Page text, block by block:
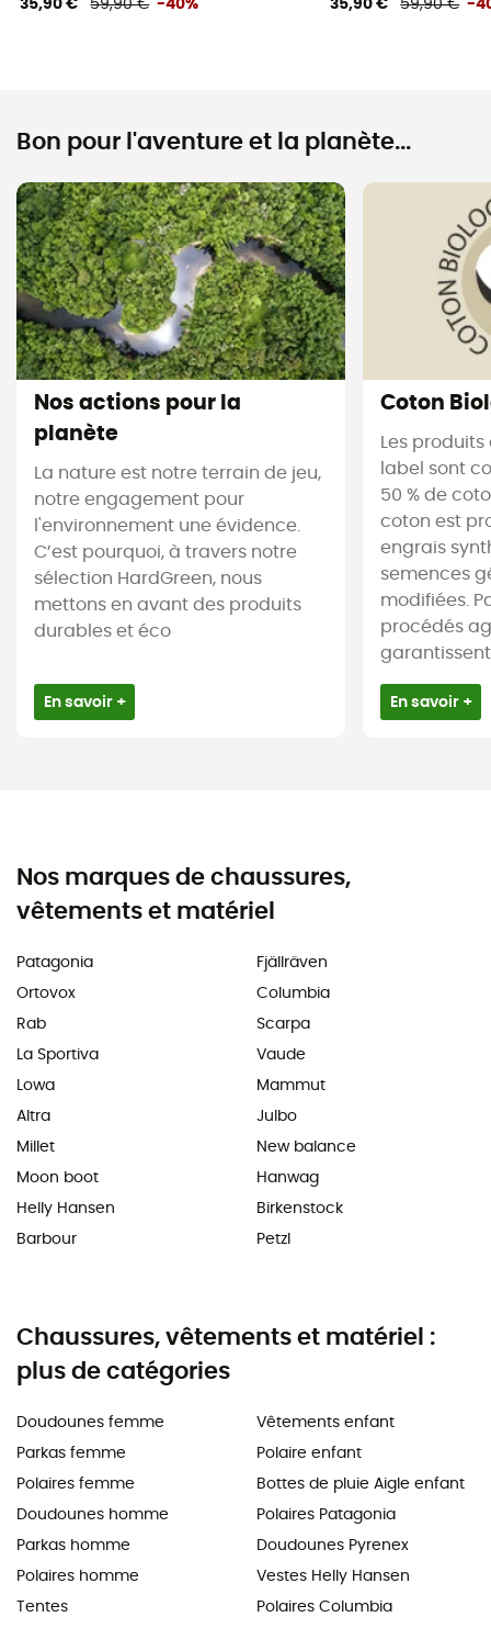
35,90 € 59,90 € -40% 35,90 € 59,90 € -
Bon pour l'aventure et la planète...
Nos actions pour la
planète
La nature est notre terrain de jeu,
notre engagement pour
l'environnement une évidence.
C’est pourquoi, à travers notre
sélection HardGreen, nous
mettons en avant des produits
durables et éco
En savoir +
Coton
Les
label sont
50 % de
coton est
engrais
semences
modifiées.
procédés
garantissent
En savoir +
Nos marques de chaussures,
vêtements et matériel
Patagonia
Ortovox
Rab
La Sportiva
Lowa
Altra
Millet
Moon boot
Helly Hansen
Barbour
Fjällräven
Columbia
Scarpa
Vaude
Mammut
Julbo
New balance
Hanwag
Birkenstock
Petzl
Chaussures, vêtements et matériel :
plus de catégories
Doudounes femme
Parkas femme
Polaires femme
Doudounes homme
Parkas homme
Polaires homme
Tentes
Vêtements enfant
Polaire enfant
Bottes de pluie Aigle enfant
Polaires Patagonia
Doudounes Pyrenex
Vestes Helly Hansen
Polaires Columbia